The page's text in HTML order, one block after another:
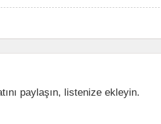
paylaşın, listenize ekleyin.